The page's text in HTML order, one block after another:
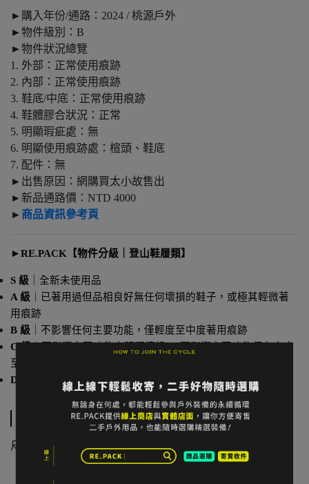
►購入年份/通路：2024 / 桃源戶外
►物件級別：B
►物件狀況總覽
1. 外部：正常使用痕跡
2. 內部：正常使用痕跡
3. 鞋底/中底：正常使用痕跡
4. 鞋體膠合狀況：正常
5. 明顯瑕疵處：無
6. 明顯使用痕跡處：楦頭、鞋底
7. 配件：無
►出售原因：網購買太小故售出
►新品通路價：NTD 4000
► 商品資訊參考頁
►RE.PACK【物件分級｜登山鞋履類】
S 級 ｜全新未使用品
A 級 ｜已著用過但品相良好無任何壞損的鞋子，或極其輕微著
用痕跡
B 級 ｜不影響任何主要功能，僅輕度至中度著用痕跡
C 級
至重度使用痕跡
D 級
｜超過兩年沒有穿過的鞋子
規格說明
尺寸：US6 / UK3.5 / EUR36 / 23cm